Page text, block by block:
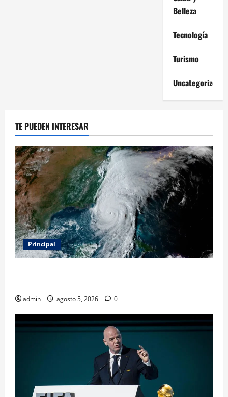
Belleza
Tecnología
Turismo
Uncategorized
TE PUEDEN INTERESAR
Principal
admin agosto 5, 2026 0